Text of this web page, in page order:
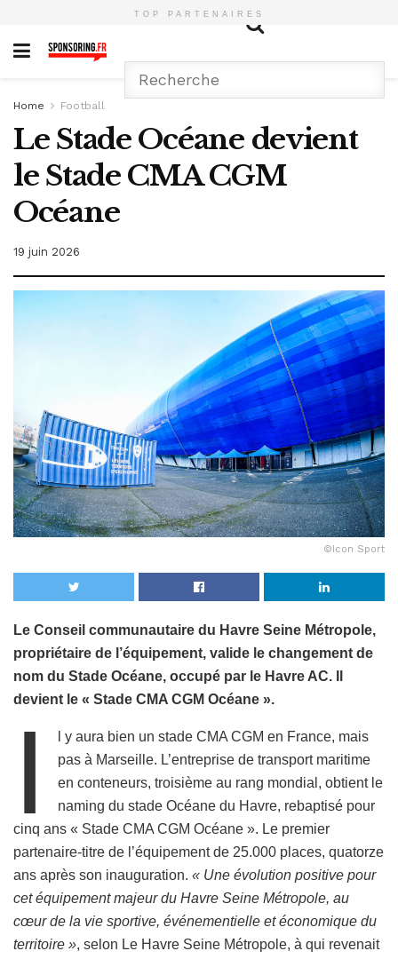
TOP PARTENAIRES
Home Football
Le Stade Océane devient
le Stade CMA CGM
Océane
19 juin 2026
©Icon Sport
Le Conseil communautaire du Havre Seine Métropole,
propriétaire de l’équipement, valide le changement de
nom du Stade Océane, occupé par le Havre AC. Il
devient le « Stade CMA CGM Océane ».
I
l y aura bien un stade CMA CGM en France, mais
pas à Marseille. L’entreprise de transport maritime
en conteneurs, troisième au rang mondial, obtient le
naming du stade Océane du Havre, rebaptisé pour
cinq ans « Stade CMA CGM Océane ». Le premier
partenaire-titre de l’équipement de 25.000 places, quatorze
ans après son inauguration. « Une évolution positive pour
cet équipement majeur du Havre Seine Métropole, au
cœur de la vie sportive, événementielle et économique du
territoire », selon Le Havre Seine Métropole, à qui revenait